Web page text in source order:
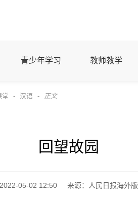
青少年学习 教师教学
堂 - 汉语 - 正文
回望故园
2022-05-02 12:50 来源：人民日报海外版